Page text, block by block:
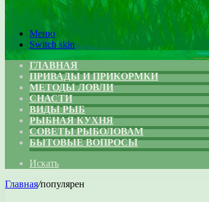
Меню
Switch skin
ГЛАВНАЯ
ПРИВАДЫ И ПРИКОРМКИ
МЕТОДЫ ЛОВЛИ
СНАСТИ
ВИДЫ РЫБ
РЫБНАЯ КУХНЯ
СОВЕТЫ РЫБОЛОВАМ
БЫТОВЫЕ ВОПРОСЫ
Искать
Главная/популярен